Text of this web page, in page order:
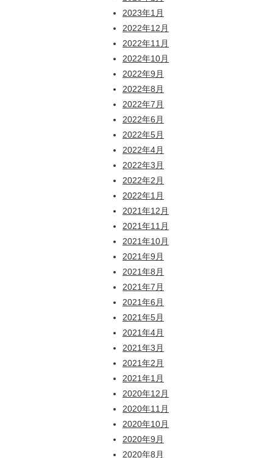
2023年1月
2022年12月
2022年11月
2022年10月
2022年9月
2022年8月
2022年7月
2022年6月
2022年5月
2022年4月
2022年3月
2022年2月
2022年1月
2021年12月
2021年11月
2021年10月
2021年9月
2021年8月
2021年7月
2021年6月
2021年5月
2021年4月
2021年3月
2021年2月
2021年1月
2020年12月
2020年11月
2020年10月
2020年9月
2020年8月